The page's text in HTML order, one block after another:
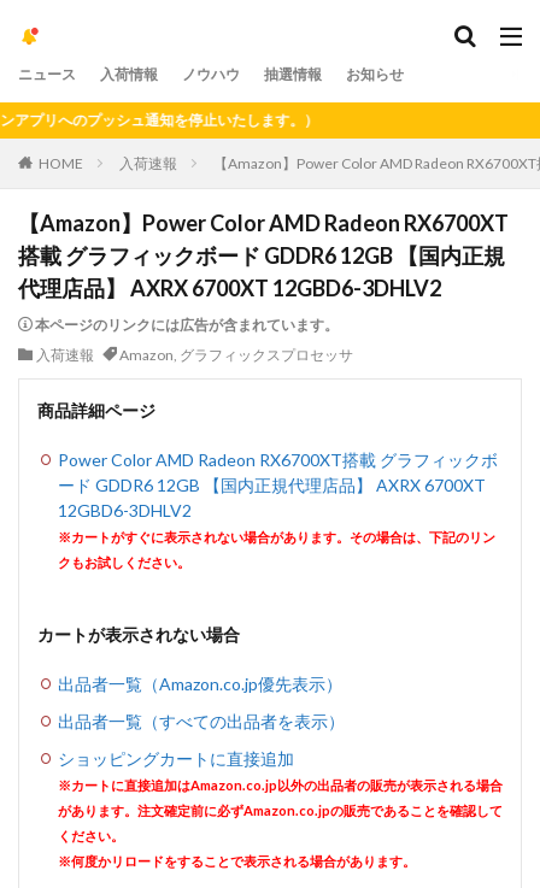
ニュース 入荷情報 ノウハウ 抽選情報 お知らせ
のプッシュ通知を停止いたします。）
HOME 入荷速報 【Amazon】Power Color AMD Radeon
【Amazon】Power Color AMD Radeon RX6700XT
搭載 グラフィックボード GDDR6 12GB 【国内正規
代理店品】 AXRX 6700XT 12GBD6-3DHLV2
本ページのリンクには広告が含まれています。
入荷速報
Amazon, グラフィックスプロセッサ
商品詳細ページ
Power Color AMD Radeon RX6700XT搭載 グラフィックボ
ード GDDR6 12GB 【国内正規代理店品】 AXRX 6700XT
12GBD6-3DHLV2
※カートがすぐに表示されない場合があります。その場合は、下記のリン
クもお試しください。
カートが表示されない場合
出品者一覧（Amazon.co.jp優先表示）
出品者一覧（すべての出品者を表示）
ショッピングカートに直接追加
※カートに直接追加はAmazon.co.jp以外の出品者の販売が表示される場合
があります。注文確定前に必ずAmazon.co.jpの販売であることを確認して
ください。
※何度かリロードをすることで表示される場合があります。